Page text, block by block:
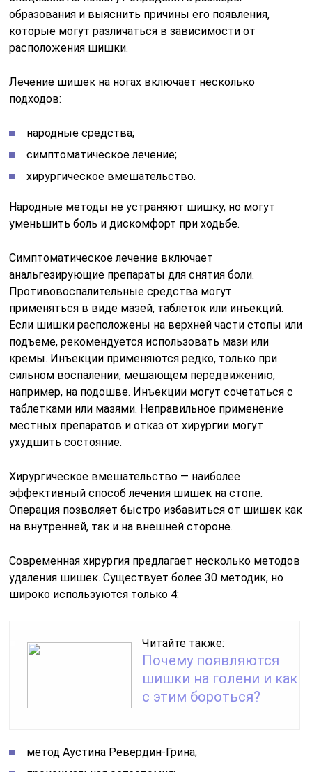
образования и выяснить причины его появления,
которые могут различаться в зависимости от
расположения шишки.
Лечение шишек на ногах включает несколько
подходов:
народные средства;
симптоматическое лечение;
хирургическое вмешательство.
Народные методы не устраняют шишку, но могут
уменьшить боль и дискомфорт при ходьбе.
Симптоматическое лечение включает
анальгезирующие препараты для снятия боли.
Противовоспалительные средства могут
применяться в виде мазей, таблеток или инъекций.
Если шишки расположены на верхней части стопы или
подъеме, рекомендуется использовать мази или
кремы. Инъекции применяются редко, только при
сильном воспалении, мешающем передвижению,
например, на подошве. Инъекции могут сочетаться с
таблетками или мазями. Неправильное применение
местных препаратов и отказ от хирургии могут
ухудшить состояние.
Хирургическое вмешательство — наиболее
эффективный способ лечения шишек на стопе.
Операция позволяет быстро избавиться от шишек как
на внутренней, так и на внешней стороне.
Современная хирургия предлагает несколько методов
удаления шишек. Существует более 30 методик, но
широко используются только 4:
Читайте также:
Почему появляются
шишки на голени и как
с этим бороться?
метод Аустина Ревердин-Грина;